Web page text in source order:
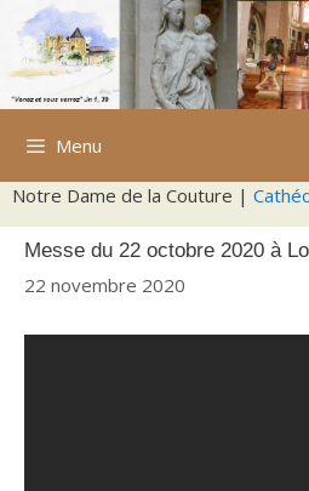
Aller
contenu
Menu
Notre Dame de la Couture |
Messe du 22 octobre 2020 à
22 novembre 2020